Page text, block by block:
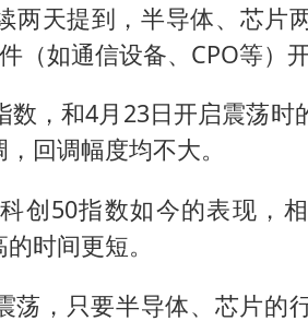
两天提到，半导体、芯片
（如通信设备、CPO等）开
数，和4月23日开启震荡时
回调幅度均不大。
创50指数如今的表现，
时间更短。
荡，只要半导体、芯片的